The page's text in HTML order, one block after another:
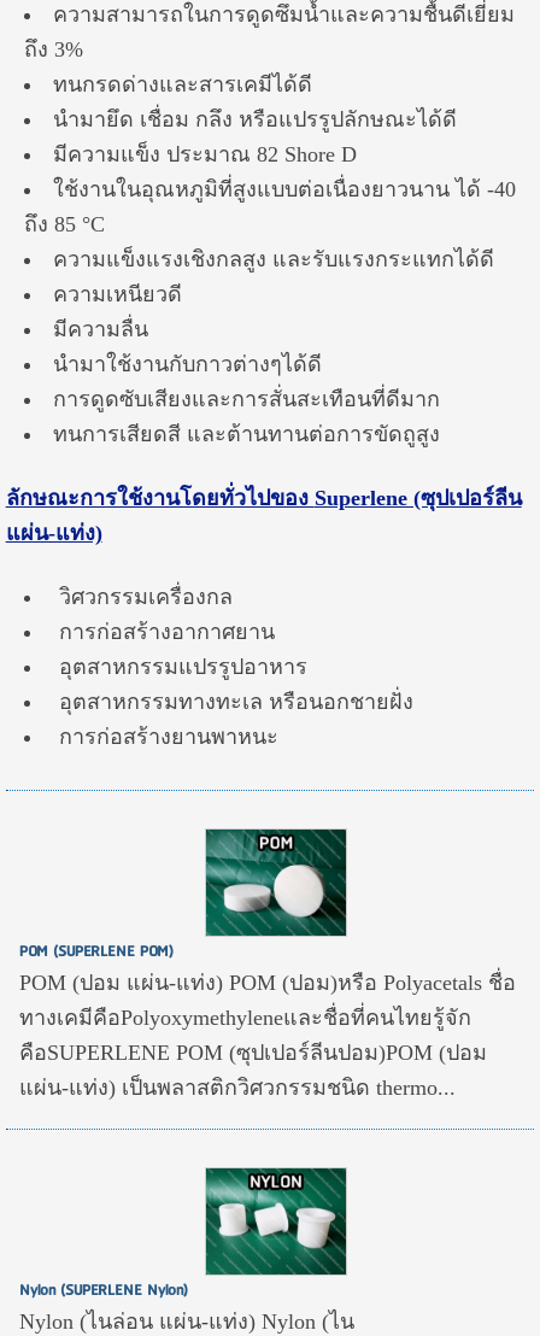
ความสามารถในการดูดซึมน้ำและความชื้นดีเยี่ยม
ถึง 3%
ทนกรดด่างและสารเคมีได้ดี
นำมายึด เชื่อม กลึง หรือแปรรูปลักษณะได้ดี
มีความแข็ง ประมาณ 82 Shore D
ใช้งานในอุณหภูมิที่สูงแบบต่อเนื่องยาวนาน ได้ -40
ถึง 85 °C
ความแข็งแรงเชิงกลสูง และรับแรงกระแทกได้ดี
ความเหนียวดี
มีความลื่น
นำมาใช้งานกับกาวต่างๆได้ดี
การดูดซับเสียงและการสั่นสะเทือนที่ดีมาก
ทนการเสียดสี และต้านทานต่อการขัดถูสูง
ลักษณะการใช้งานโดยทั่วไปของ Superlene (ซุปเปอร์ลีน
แผ่น-แท่ง)
วิศวกรรมเครื่องกล
การก่อสร้างอากาศยาน
อุตสาหกรรมแปรรูปอาหาร
อุตสาหกรรมทางทะเล หรือนอกชายฝั่ง
การก่อสร้างยานพาหนะ
POM (SUPERLENE POM)
POM (ปอม แผ่น-แท่ง) POM (ปอม)หรือ Polyacetals ชื่อ
ทางเคมีคือPolyoxymethyleneและชื่อที่คนไทยรู้จัก
คือSUPERLENE POM (ซุปเปอร์ลีนปอม)POM (ปอม
แผ่น-แท่ง) เป็นพลาสติกวิศวกรรมชนิด thermo...
Nylon (SUPERLENE Nylon)
Nylon (ไนล่อน แผ่น-แท่ง) Nylon (ไน